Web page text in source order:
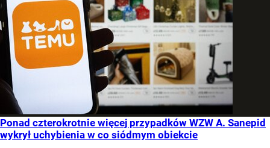
Ponad czterokrotnie więcej przypadków WZW A. Sanepid
wykrył uchybienia w co siódmym obiekcie